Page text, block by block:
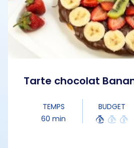
Tarte chocolat
TEMPS
60 min
BUDGET